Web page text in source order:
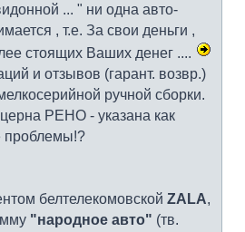
... " ни одна авто-
, т.е. За свои деньги ,
стоящих Ваших денег ....
и отзывов (гарант. возвр.)
ручной сборки.
РЕНО - указана как
проблемы!?
белтелекомовской ZALA,
"народное авто" (тв.